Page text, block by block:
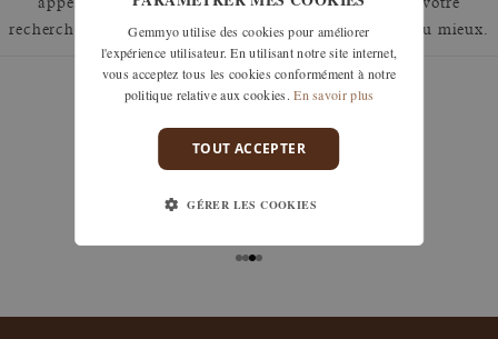
appelez nous au 01 42 46 90 89 pour discuter de votre
recherche et voir comment nous pouvons y répondre au mieux.
garanties
sous 30 jours après réception, y compris pour les
Gemmyo utilise des cookies pour améliorer
l'expérience utilisateur. En utilisant notre site internet,
vous acceptez tous les cookies conformément à notre
politique relative aux cookies. En savoir plus
TOUT ACCEPTER
GÉRER LES COOKIES